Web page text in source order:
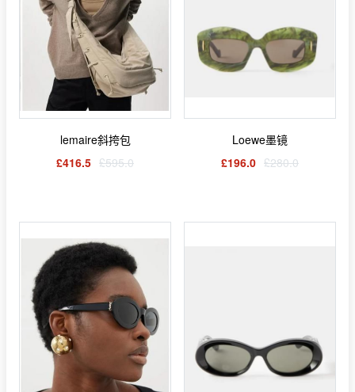
lemaire斜挎包
£416.5 £595.0
Loewe墨镜
£196.0 £280.0